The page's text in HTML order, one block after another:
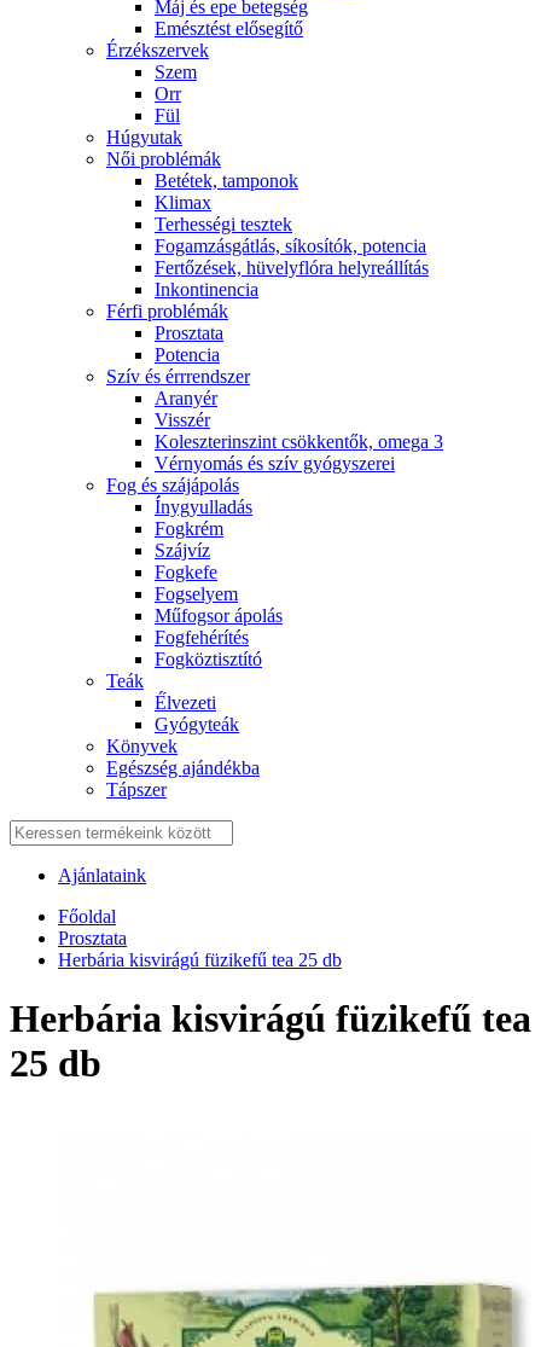
Máj és epe betegség
Emésztést elősegítő
Érzékszervek
Szem
Orr
Fül
Húgyutak
Női problémák
Betétek, tamponok
Klimax
Terhességi tesztek
Fogamzásgátlás, síkosítók, potencia
Fertőzések, hüvelyflóra helyreállítás
Inkontinencia
Férfi problémák
Prosztata
Potencia
Szív és érrrendszer
Aranyér
Visszér
Koleszterinszint csökkentők, omega 3
Vérnyomás és szív gyógyszerei
Fog és szájápolás
Í́nygyulladás
Fogkrém
Szájvíz
Fogkefe
Fogselyem
Műfogsor ápolás
Fogfehérítés
Fogköztisztító
Teák
É́lvezeti
Gyógyteák
Könyvek
Egészség ajándékba
Tápszer
Ajánlataink
Főoldal
Prosztata
Herbária kisvirágú füzikefű tea 25 db
Herbária kisvirágú füzikefű tea
25 db